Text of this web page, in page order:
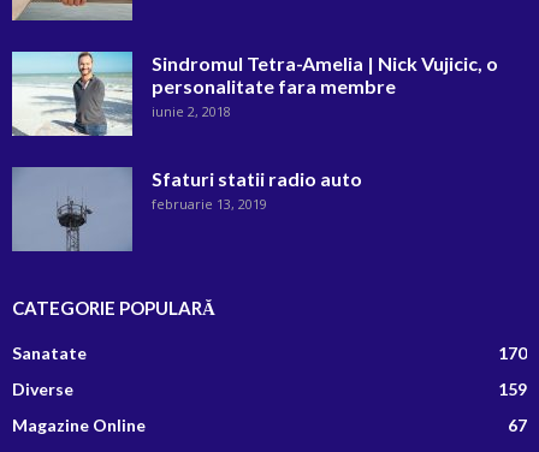
Sindromul Tetra-Amelia | Nick Vujicic, o
personalitate fara membre
iunie 2, 2018
Sfaturi statii radio auto
februarie 13, 2019
CATEGORIE POPULARĂ
Sanatate
170
Diverse
159
Magazine Online
67